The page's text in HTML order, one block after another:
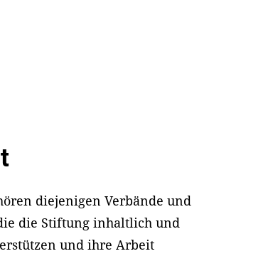
diejenigen Verbände und
die Stiftung inhaltlich und
und ihre Arbeit